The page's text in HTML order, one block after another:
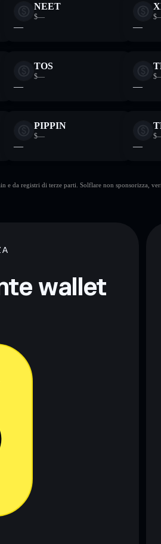
NEET
$—
— —
TOS
$—
— —
PIPPIN
$—
— —
da registri di terze parti. Solflare non sponsorizza,
wallet